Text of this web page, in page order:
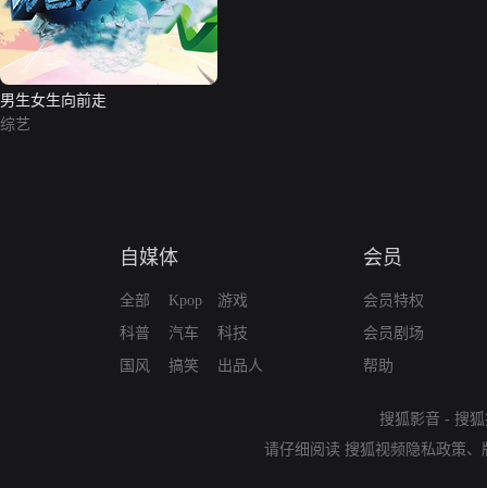
男生女生向前走
综艺
自媒体
全部
科普
国风
Kpop
汽车
搞笑
游戏
科技
出品人
会员
会员特权
会员剧场
帮助
搜狐影音 - 搜
请仔细阅读 搜狐视频隐私政策、